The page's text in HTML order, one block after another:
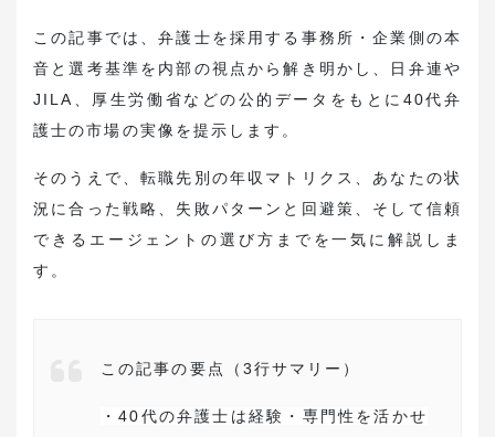
この記事では、弁護士を採用する事務所・企業側の本
音と選考基準を内部の視点から解き明かし、日弁連や
JILA、厚生労働省などの公的データをもとに40代弁
護士の市場の実像を提示します。
そのうえで、転職先別の年収マトリクス、あなたの状
況に合った戦略、失敗パターンと回避策、そして信頼
できるエージェントの選び方までを一気に解説しま
す。
この記事の要点（3行サマリー）
・40代の弁護士は経験・専門性を活かせ